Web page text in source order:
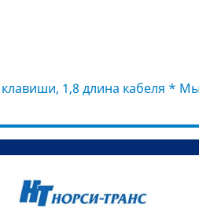
клавиши, 1,8 длина кабеля *